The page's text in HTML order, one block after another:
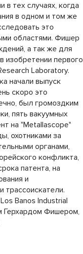
тех случаях, когда
в одном и том же
это
областями. Фишер
а так же для
изобретении первого
Laboratory.
начали выпуск
скоро это
был громоздким
пять вакуумных
на "Metallascope"
охотниками за
органами,
конфликта,
патента, на
и
трассоискатели.
Banos Industrial
Герхардом Фишером,